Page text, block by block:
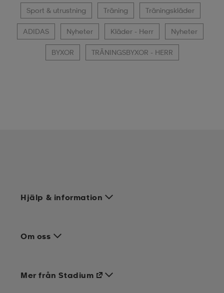
Sport & utrustning Träning Träningskläder
ADIDAS Nyheter Kläder - Herr Nyheter
BYXOR TRÄNINGSBYXOR - HERR
Hjälp & information
Om oss
Mer från Stadium